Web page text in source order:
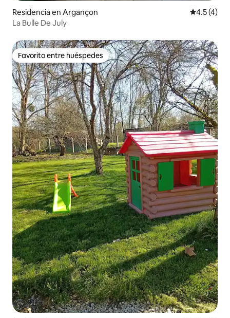
Residencia en Argançon
4.5 (4)
La Bulle De July
Favorito entre huéspedes
Favorito entre huéspedes